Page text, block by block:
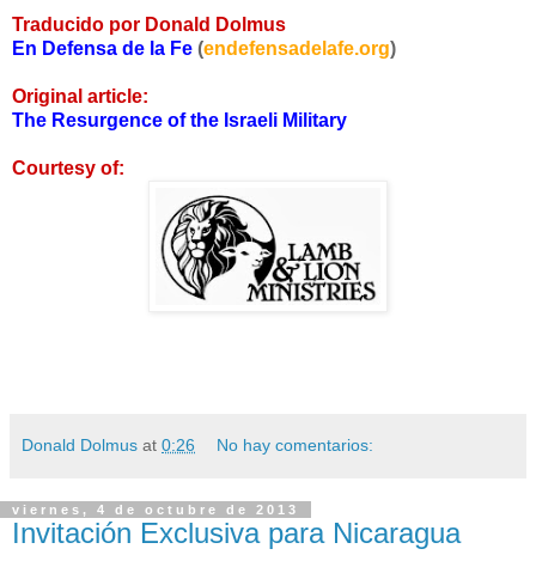
Traducido por Donald Dolmus
En Defensa de la Fe (endefensadelafe.org)
Original article:
The Resurgence of the Israeli Military
Courtesy of:
Donald Dolmus at 0:26 No hay comentarios:
viernes, 4 de octubre de 2013
Invitación Exclusiva para Nicaragua